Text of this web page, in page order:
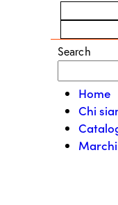
Search
Home
Chi
Marchi